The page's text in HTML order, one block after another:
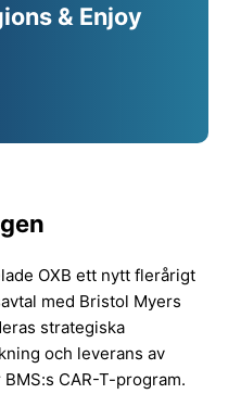
& Enjoy
OXB ett nytt flerårigt
med Bristol Myers
strategiska
och leverans av
CAR-T-program.